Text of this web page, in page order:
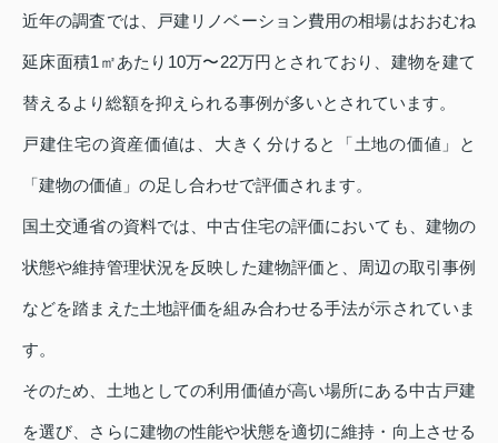
近年の調査では、戸建リノベーション費用の相場はおおむね
延床面積1㎡あたり10万〜22万円とされており、建物を建て
替えるより総額を抑えられる事例が多いとされています。
戸建住宅の資産価値は、大きく分けると「土地の価値」と
「建物の価値」の足し合わせで評価されます。
国土交通省の資料では、中古住宅の評価においても、建物の
状態や維持管理状況を反映した建物評価と、周辺の取引事例
などを踏まえた土地評価を組み合わせる手法が示されていま
す。
そのため、土地としての利用価値が高い場所にある中古戸建
を選び、さらに建物の性能や状態を適切に維持・向上させる